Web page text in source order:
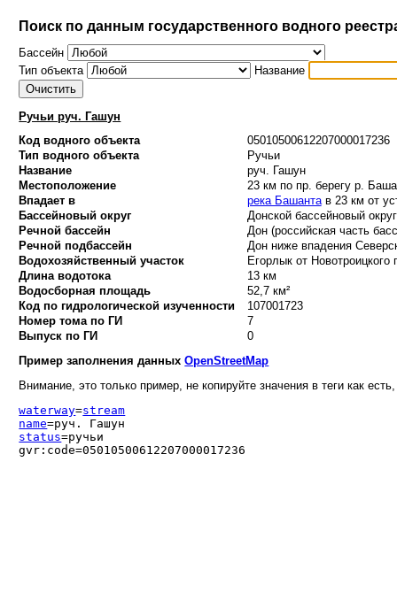
Поиск по данным государственного водного
Бассейн
Тип объекта
Название
Ручьи руч. Гашун
Код водного объекта
05010500612207000017236
Тип водного объекта
Ручьи
Название
руч. Гашун
Местоположение
23 км по пр. берегу р.
Впадает в
река Башантав 23 км от
Бассейновый округ
Донской бассейновый
Речной бассейн
Дон (российская часть
Речной подбассейн
Дон ниже впадения
Водохозяйственный участок
Егорлык от Новотроицкого
Длина водотока
13 км
Водосборная площадь
52,7 км²
Код по гидрологической изученности
107001723
Номер тома по ГИ
7
Выпуск по ГИ
0
Пример заполнения данныхOpenStreetMap
Внимание, это только пример, не копируйте значения в теги как
waterway=stream
name=руч. Гашун
status=ручьи
gvr:code=05010500612207000017236